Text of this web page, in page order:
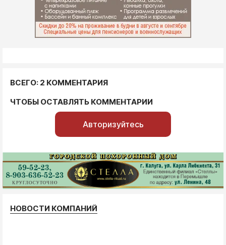
ВСЕГО: 2 КОММЕНТАРИЯ
ЧТОБЫ ОСТАВЛЯТЬ КОММЕНТАРИИ
Авторизуйтесь
НОВОСТИ КОМПАНИЙ